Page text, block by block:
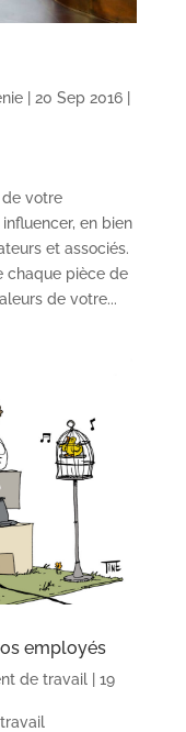
| 20 Sep 2016|
de votre
en bien
et associés.
chaque pièce de
de votre...
employés
de travail| 19